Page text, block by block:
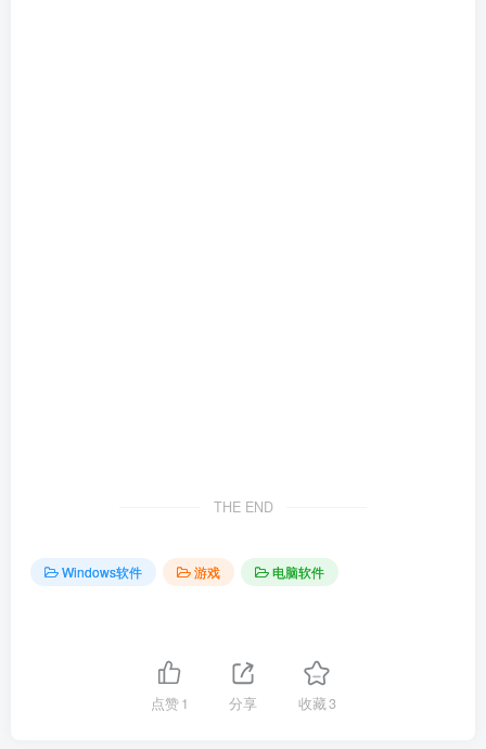
THE END
Windows软件 游戏 电脑软件
点赞1 分享 收藏3